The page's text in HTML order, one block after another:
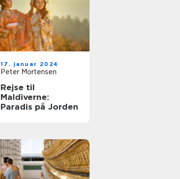
17. januar 2024
Peter Mortensen
Rejse til
Maldiverne:
Paradis på Jorden